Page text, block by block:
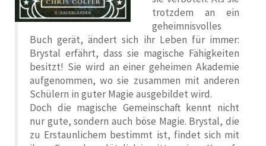
trotzdem an ein
geheimnisvolles
Buch gerät, ändert sich ihr Leben für immer:
Brystal erfährt, dass sie magische Fähigkeiten
besitzt! Sie wird an einer geheimen Akademie
aufgenommen, wo sie zusammen mit anderen
Schülern in guter Magie ausgebildet wird.
Doch die magische Gemeinschaft kennt nicht
nur gute, sondern auch böse Magie. Brystal, die
zu Erstaunlichem bestimmt ist, findet sich mit